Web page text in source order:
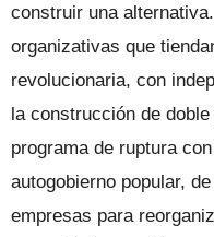
construir una
organizativas que
revolucionaria, con
la construcción de
programa de ruptura
autogobierno popular,
empresas para